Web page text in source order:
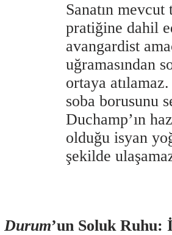
Sanatın
pratiğine dahil
avangardist
uğramasından
ortaya
soba borusunu
Duchamp’ın
olduğu isyan
şekilde
Durum’un Soluk